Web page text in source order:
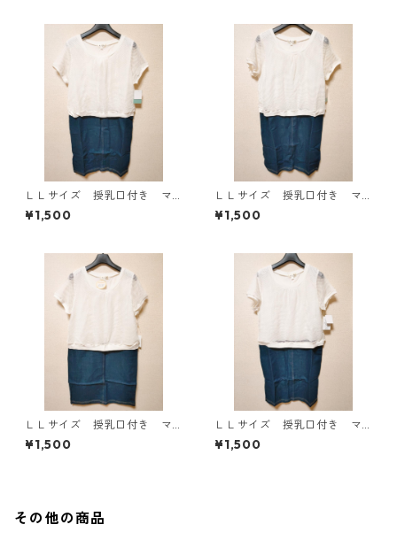
ＬＬサイズ 授乳口付き マ
タニティ ドッキングワンピ
ース ホワイト×ブルー KAE
¥1,500
ＬＬサイズ 授乳口付き マ
タニティ ドッキングワンピ
ース ホワイト×ブルー KAE
¥1,500
ＬＬサイズ 授乳口付き マ
タニティ ドッキングワンピ
ース ホワイト×ブルー KAE
¥1,500
ＬＬサイズ 授乳口付き マ
タニティ ドッキングワンピ
ース ホワイト×ブルー KAE
¥1,500
その他の商品